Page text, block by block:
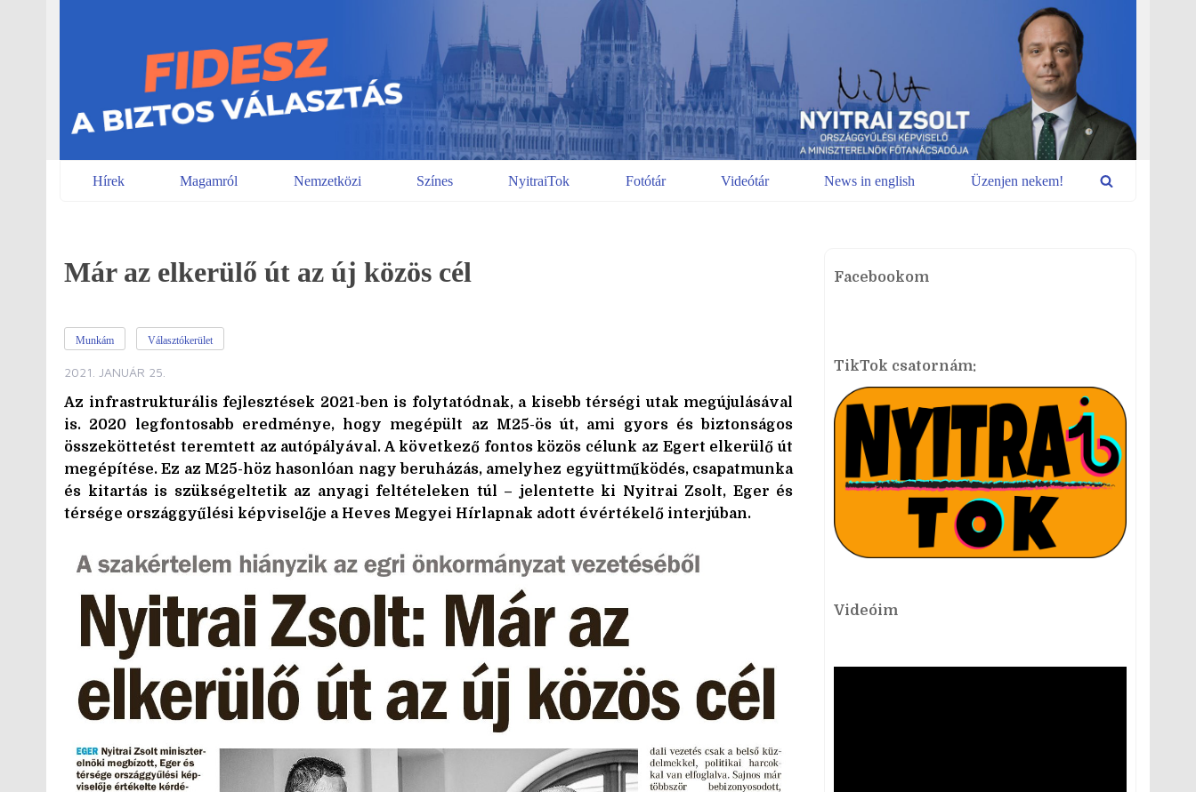
Hírek Magamról Nemzetközi Színes NyitraiTok Fotótár Videótár News in english Üzenjen nekem!
Már az elkerülő út az új közös cél
Munkám Választókerület
2021. JANUÁR 25.
Az infrastrukturális fejlesztések 2021-ben is folytatódnak, a kisebb térségi utak megújulásával
is. 2020 legfontosabb eredménye, hogy megépült az M25-ös út, ami gyors és biztonságos
összeköttetést teremtett az autópályával. A következő fontos közös célunk az Egert elkerülő út
megépítése. Ez az M25-höz hasonlóan nagy beruházás, amelyhez együttműködés, csapatmunka
és kitartás is szükségeltetik az anyagi feltételeken túl – jelentette ki Nyitrai Zsolt, Eger és
térsége országgyűlési képviselője a Heves Megyei Hírlapnak adott évértékelő interjúban.
Facebookom
TikTok csatornám:
Videóim